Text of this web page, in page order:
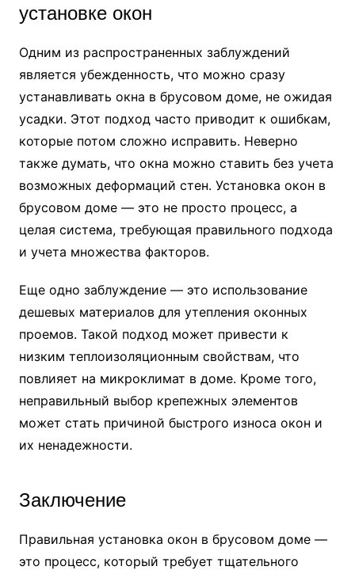
установке окон
Одним из распространенных заблуждений
является убежденность, что можно сразу
устанавливать окна в брусовом доме, не ожидая
усадки. Этот подход часто приводит к ошибкам,
которые потом сложно исправить. Неверно
также думать, что окна можно ставить без учета
возможных деформаций стен. Установка окон в
брусовом доме — это не просто процесс, а
целая система, требующая правильного подхода
и учета множества факторов.
Еще одно заблуждение — это использование
дешевых материалов для утепления оконных
проемов. Такой подход может привести к
низким теплоизоляционным свойствам, что
повлияет на микроклимат в доме. Кроме того,
неправильный выбор крепежных элементов
может стать причиной быстрого износа окон и
их ненадежности.
Заключение
Правильная установка окон в брусовом доме —
это процесс, который требует тщательного